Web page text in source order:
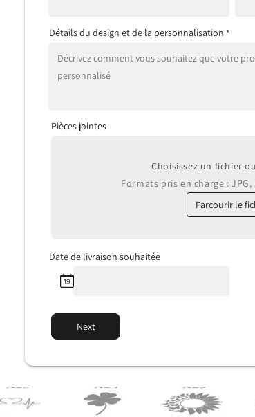
Détails du design et de la personnalisation *
Pièces jointes
Choisissez un fichier
Formats pris en charge : JPG,
Parcourir le
Date de livraison souhaitée
Next